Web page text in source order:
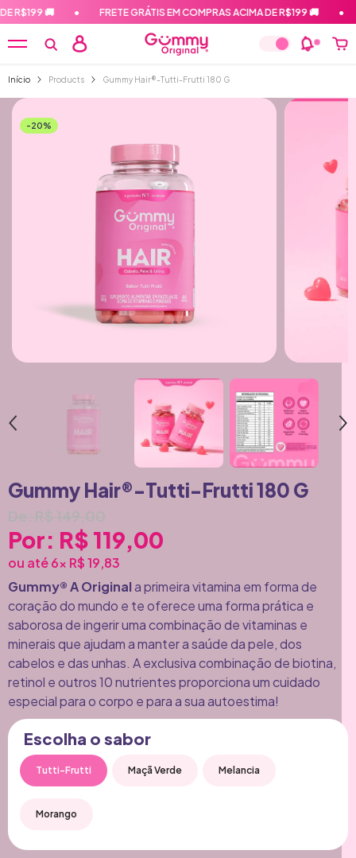
R$199 🚚 FRETE GRÁTIS EM COMPRAS ACIMA DE R$199 🚚
Início Products Gummy Hair®-Tutti-Frutti 180 G
-20%
Gummy Hair®-Tutti-Frutti 180 G
De: R$ 149,00
Por: R$ 119,00
ou até 6x R$ 19,83
Gummy® A Originala primeira vitamina em forma de
coração do mundo e te oferece uma forma prática e
saborosa de ingerir uma combinação de vitaminas e
minerais que ajudam a manter a saúde da pele, dos
cabelos e das unhas. A exclusiva combinação de biotina,
retinol e outros 10 nutrientes proporciona um cuidado
especial para o corpo e para a sua autoestima!
Escolha o sabor
Tutti-Frutti Maçã Verde Melancia
Morango